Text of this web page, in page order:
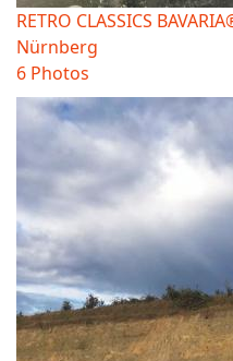
RETRO CLASSICS
Nürnberg
6 Photos